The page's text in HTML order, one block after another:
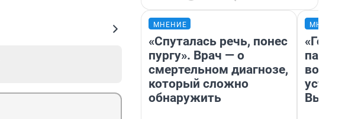
МНЕНИЕ
«Спуталась речь, понес
пургу». Врач — о
смертельном диагнозе,
который сложно
обнаружить